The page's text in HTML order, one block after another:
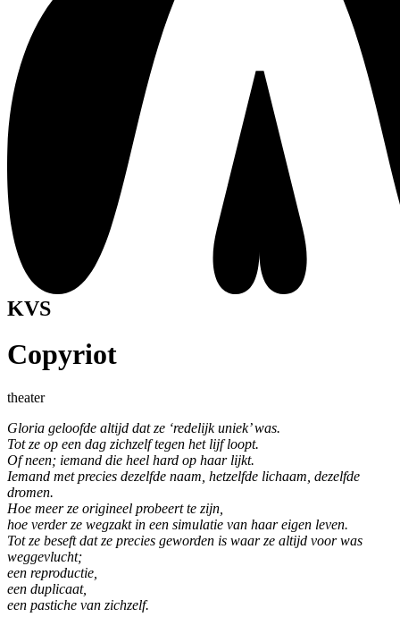
KVS
Copyriot
theater
Gloria geloofde altijd dat ze ‘redelijk uniek’ was.
Tot ze op een dag zichzelf tegen het lijf loopt.
Of neen; iemand die heel hard op haar lijkt.
Iemand met precies dezelfde naam, hetzelfde lichaam, dezelfde
dromen.
Hoe meer ze origineel probeert te zijn,
hoe verder ze wegzakt in een simulatie van haar eigen leven.
Tot ze beseft dat ze precies geworden is waar ze altijd voor was
weggevlucht;
een reproductie,
een duplicaat,
een pastiche van zichzelf.